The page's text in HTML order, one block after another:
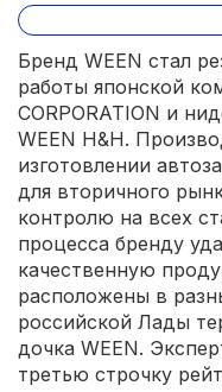
Бренд WEEN стал
работы японской
CORPORATION и
WEEN H&H.
изготовлении
для вторичного
контролю на всех
процесса бренду
качественную
расположены в
российской Лады
дочка WEEN.
третью строчку